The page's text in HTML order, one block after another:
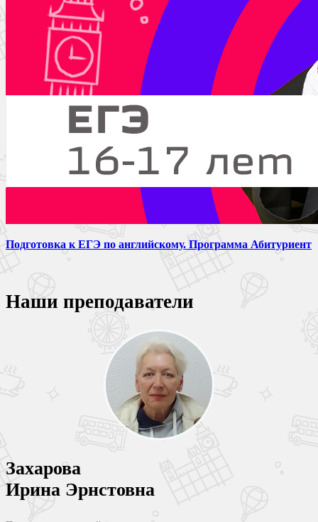
Подготовка к ЕГЭ по английскому. Программа Абитуриент
Наши преподаватели
Захарова
Ирина Эрнстовна